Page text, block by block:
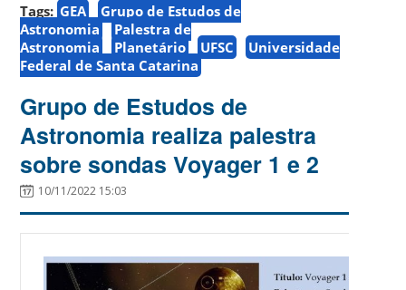
Tags: GEA
Grupo de Estudos de
Astronomia
Palestra de
Astronomia
Planetário UFSC
Universidade
Federal de Santa Catarina
Grupo de Estudos de
Astronomia realiza palestra
sobre sondas Voyager 1 e 2
10/11/2022 15:03